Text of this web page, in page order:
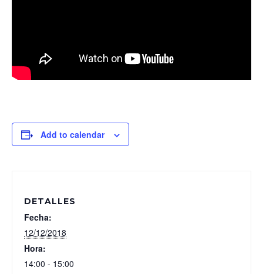
Add to calendar
DETALLES
Fecha:
12/12/2018
Hora:
14:00 - 15:00